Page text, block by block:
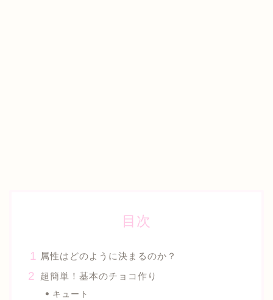
目次
属性はどのように決まるのか？
超簡単！基本のチョコ作り
キュート